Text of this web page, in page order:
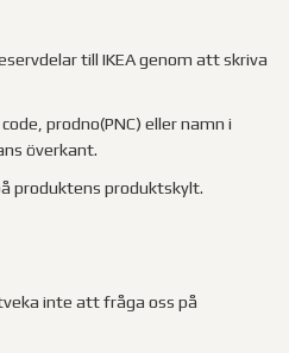
till IKEA genom att skriva
prodno(PNC) eller namn i
överkant.
produktens produktskylt.
inte att fråga oss på